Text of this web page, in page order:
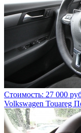
Стоимость: 27 000
Volkswagen Touareg